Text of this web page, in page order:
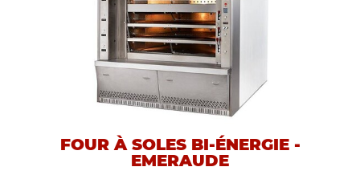
FOUR À SOLES BI-ÉNERGIE -
EMERAUDE